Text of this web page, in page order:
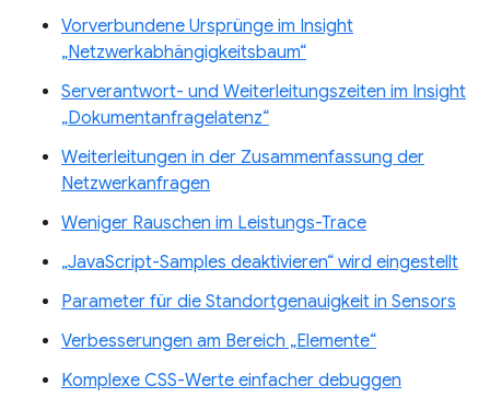
Vorverbundene Ursprünge im Insight
„Netzwerkabhängigkeitsbaum“
Serverantwort- und Weiterleitungszeiten im Insight
„Dokumentanfragelatenz“
Weiterleitungen in der Zusammenfassung der
Netzwerkanfragen
Weniger Rauschen im Leistungs-Trace
„JavaScript-Samples deaktivieren“ wird eingestellt
Parameter für die Standortgenauigkeit in Sensors
Verbesserungen am Bereich „Elemente“
Komplexe CSS-Werte einfacher debuggen